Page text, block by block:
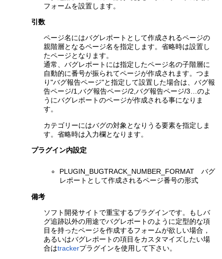
フォームを設置します。
引数
ページ名にはバグレポートとして作成されるページの
親階層となるページ名を指定します。省略時は設置し
たページとなります。
通常、バグレポートには指定したページ名の子階層に
自動的に番号が振られてページが作成されます。つま
り"バグ報告ページ"と指定して設置した場合は、バグ報
告ページ/1,バグ報告ページ/2,バグ報告ページ/3…のよ
うにバグレポートのページが作成される事になりま
す。
カテゴリーにはバグの対象となりうる要素を指定しま
す。省略時は入力欄となります。
プラグイン内設定
PLUGIN_BUGTRACK_NUMBER_FORMAT バグ
レポートとして作成されるページ番号の形式
備考
ソフト開発サイトで重宝するプラグインです。もしバ
グ追跡以外の用途でバグレポートのように定型的な項
目を持ったページを作成するフォームが欲しい場合，
あるいはバグレポートの項目をカスタマイズしたい場
合はtrackerプラグインを使用して下さい。